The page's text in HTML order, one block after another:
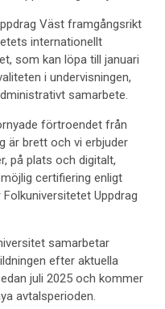
Väst framgångsrikt
internationellt
som kan löpa till januari
i undervisningen,
samarbete.
förtroendet från
är brett och vi erbjuder
på plats och digitalt,
certifiering enligt
Uppdrag
samarbetar
efter aktuella
juli 2025 och kommer
avtalsperioden.